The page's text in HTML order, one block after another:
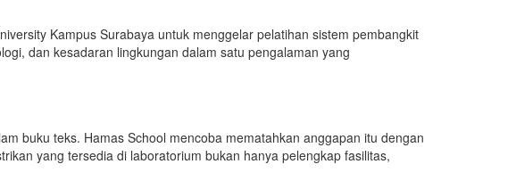
Kampus Surabaya untuk menggelar pelatihan sistem pembangkit
dan kesadaran lingkungan dalam satu pengalaman yang
buku teks. Hamas School mencoba mematahkan anggapan itu dengan
yang tersedia di laboratorium bukan hanya pelengkap fasilitas,